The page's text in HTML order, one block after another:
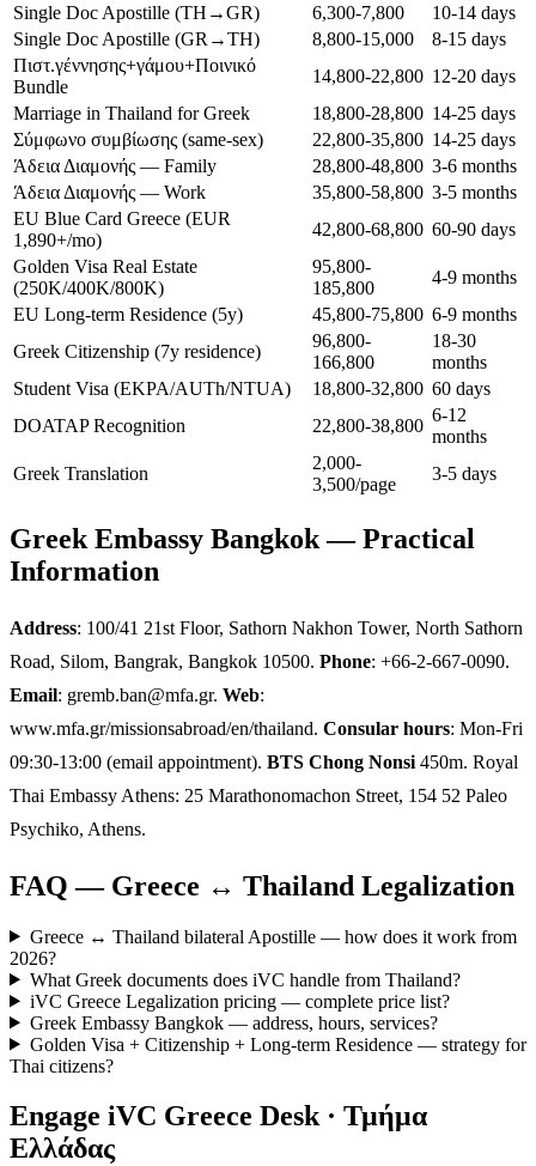
Single Doc Apostille (TH→GR)
6,300-7,800
10-14 days
Single Doc Apostille (GR→TH)
8,800-15,000
8-15 days
Πιστ.γέννησης+γάμου+Ποινικό
Bundle
14,800-22,800 12-20 days
Marriage in Thailand for Greek
18,800-28,800 14-25 days
Σύμφωνο συμβίωσης (same-sex)
22,800-35,800 14-25 days
Άδεια Διαμονής — Family
28,800-48,800 3-6 months
Άδεια Διαμονής — Work
35,800-58,800 3-5 months
EU Blue Card Greece (EUR
1,890+/mo)
42,800-68,800 60-90 days
Golden Visa Real Estate
(250K/400K/800K)
95,800-
185,800
4-9 months
EU Long-term Residence (5y)
45,800-75,800 6-9 months
Greek Citizenship (7y residence)
96,800-
166,800
18-30
months
Student Visa (EKPA/AUTh/NTUA)
18,800-32,800 60 days
DOATAP Recognition
22,800-38,800
6-12
months
Greek Translation
2,000-
3,500/page
3-5 days
Greek Embassy Bangkok — Practical
Information
Address: 100/41 21st Floor, Sathorn Nakhon Tower, North Sathorn
Road, Silom, Bangrak, Bangkok 10500. Phone: +66-2-667-0090.
Email: gremb.ban@mfa.gr. Web:
www.mfa.gr/missionsabroad/en/thailand. Consular hours: Mon-Fri
09:30-13:00 (email appointment). BTS Chong Nonsi 450m. Royal
Thai Embassy Athens: 25 Marathonomachon Street, 154 52 Paleo
Psychiko, Athens.
FAQ — Greece ↔ Thailand Legalization
Greece ↔ Thailand bilateral Apostille — how does it work from
2026?
What Greek documents does iVC handle from Thailand?
iVC Greece Legalization pricing — complete price list?
Greek Embassy Bangkok — address, hours, services?
Golden Visa + Citizenship + Long-term Residence — strategy for
Thai citizens?
Engage iVC Greece Desk · Τμήμα
Ελλάδας